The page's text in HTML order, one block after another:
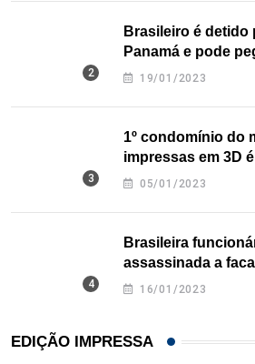
Brasileiro é detido
Panamá e pode
nos EUA
19/01/2023
1º condomínio do
impressas em 3D
Texas
05/01/2023
Brasileira
assassinada a
16/01/2023
EDIÇÃO IMPRESSA